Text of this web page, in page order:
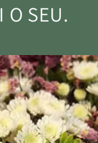
O SEU.